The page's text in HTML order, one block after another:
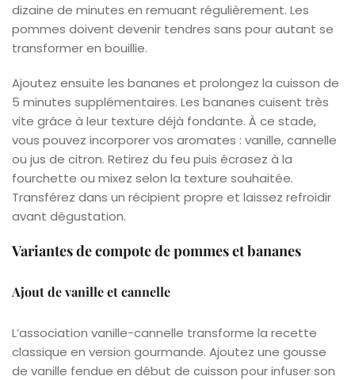
dizaine de minutes en remuant régulièrement. Les
pommes doivent devenir tendres sans pour autant se
transformer en bouillie.
Ajoutez ensuite les bananes et prolongez la cuisson de
5 minutes supplémentaires. Les bananes cuisent très
vite grâce à leur texture déjà fondante. À ce stade,
vous pouvez incorporer vos aromates : vanille, cannelle
ou jus de citron. Retirez du feu puis écrasez à la
fourchette ou mixez selon la texture souhaitée.
Transférez dans un récipient propre et laissez refroidir
avant dégustation.
Variantes de compote de pommes et bananes
Ajout de vanille et cannelle
L’association vanille-cannelle transforme la recette
classique en version gourmande. Ajoutez une gousse
de vanille fendue en début de cuisson pour infuser son